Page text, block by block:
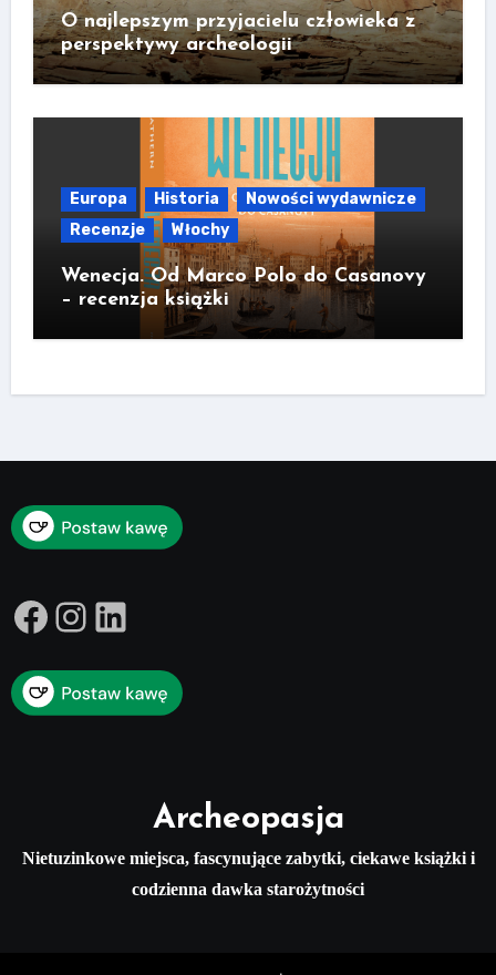
O najlepszym przyjacielu człowieka z
perspektywy archeologii
Europa Historia
Nowości wydawnicze
Recenzje
Włochy
Wenecja. Od Marco Polo do Casanovy
– recenzja książki
Facebook
Instagram
LinkedIn
Archeopasja
Nietuzinkowe miejsca, fascynujące zabytki, ciekawe książki i
codzienna dawka starożytności